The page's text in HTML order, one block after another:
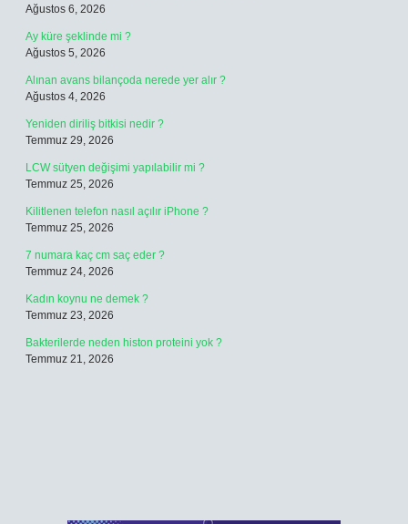
Ağustos 6, 2026
Ay küre şeklinde mi ?
Ağustos 5, 2026
Alınan avans bilançoda nerede yer alır ?
Ağustos 4, 2026
Yeniden diriliş bitkisi nedir ?
Temmuz 29, 2026
LCW sütyen değişimi yapılabilir mi ?
Temmuz 25, 2026
Kilitlenen telefon nasıl açılır iPhone ?
Temmuz 25, 2026
7 numara kaç cm saç eder ?
Temmuz 24, 2026
Kadın koynu ne demek ?
Temmuz 23, 2026
Bakterilerde neden histon proteini yok ?
Temmuz 21, 2026